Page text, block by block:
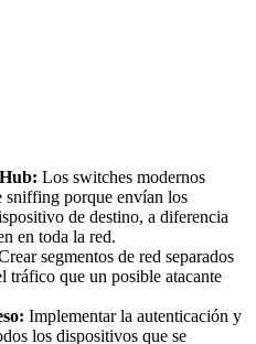
Los switches modernos
sniffing porque envían los
de destino, a diferencia
en toda la red.
segmentos de red separados
que un posible atacante
Implementar la autenticación y
los dispositivos que se